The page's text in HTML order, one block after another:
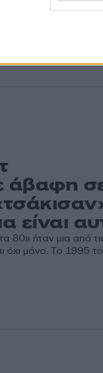
Γουίνφρεϊ. Η
η διάσημη
άβαφη
είναι
80s ήταν μια από
όχι μόνο. Το 1995